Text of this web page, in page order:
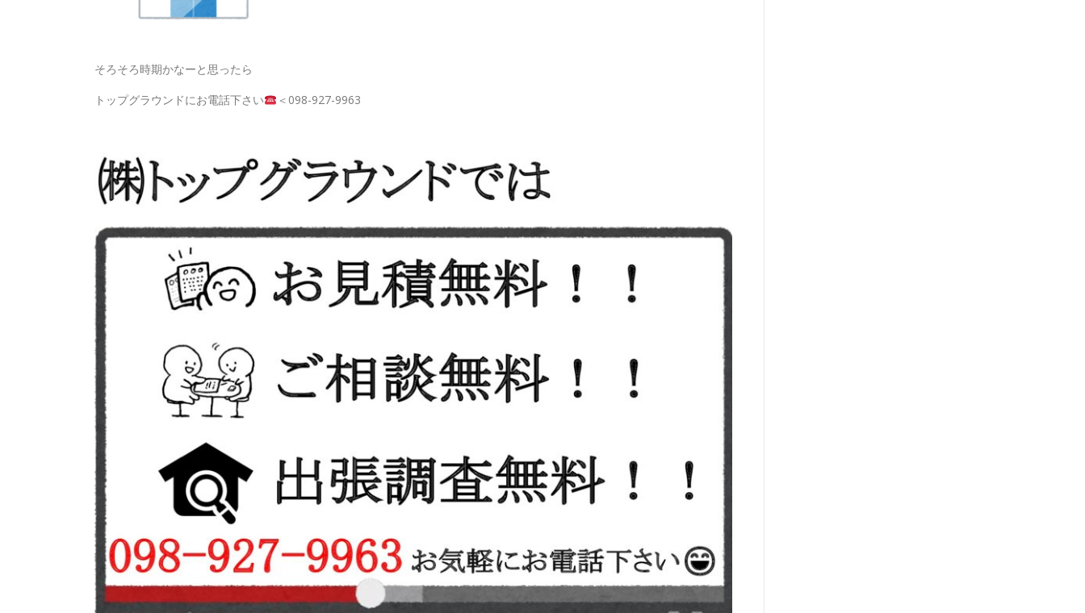
そろそろ時期かなーと思ったら
トップグラウンドにお電話下さい
＜098-927-9963